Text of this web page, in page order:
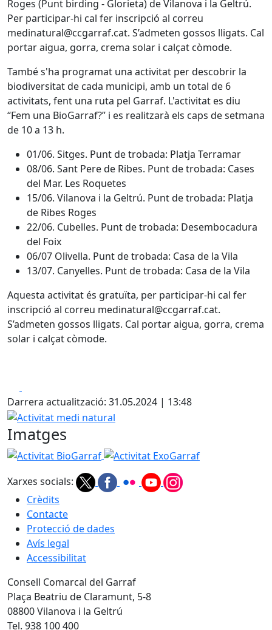
Roges (Punt birding - Glorieta) de Vilanova i la Geltrú.
Per participar-hi cal fer inscripció al correu
medinatural@ccgarraf.cat. S’admeten gossos lligats. Cal
portar aigua, gorra, crema solar i calçat còmode.
També s'ha programat una activitat per descobrir la
biodiversitat de cada municipi, amb un total de 6
activitats, fent una ruta pel Garraf. L'activitat es diu
“Fem una BioGarraf?” i es realitzarà els caps de setmana
de 10 a 13 h.
01/06. Sitges. Punt de trobada: Platja Terramar
08/06. Sant Pere de Ribes. Punt de trobada: Cases
del Mar. Les Roquetes
15/06. Vilanova i la Geltrú. Punt de trobada: Platja
de Ribes Roges
22/06. Cubelles. Punt de trobada: Desembocadura
del Foix
06/07 Olivella. Punt de trobada: Casa de la Vila
13/07. Canyelles. Punt de trobada: Casa de la Vila
Aquesta activitat és gratuïta, per participar-hi cal fer
inscripció al correu medinatural@ccgarraf.cat.
S’admeten gossos lligats. Cal portar aigua, gorra, crema
solar i calçat còmode.
Darrera actualització: 31.05.2024 | 13:48
Activitat medi natural
Imatges
Activitat BioGarraf Activitat ExoGarraf
Xarxes socials:
Crèdits
Contacte
Protecció de dades
Avís legal
Accessibilitat
Consell Comarcal del Garraf
Plaça Beatriu de Claramunt, 5-8
08800 Vilanova i la Geltrú
Tel. 938 100 400